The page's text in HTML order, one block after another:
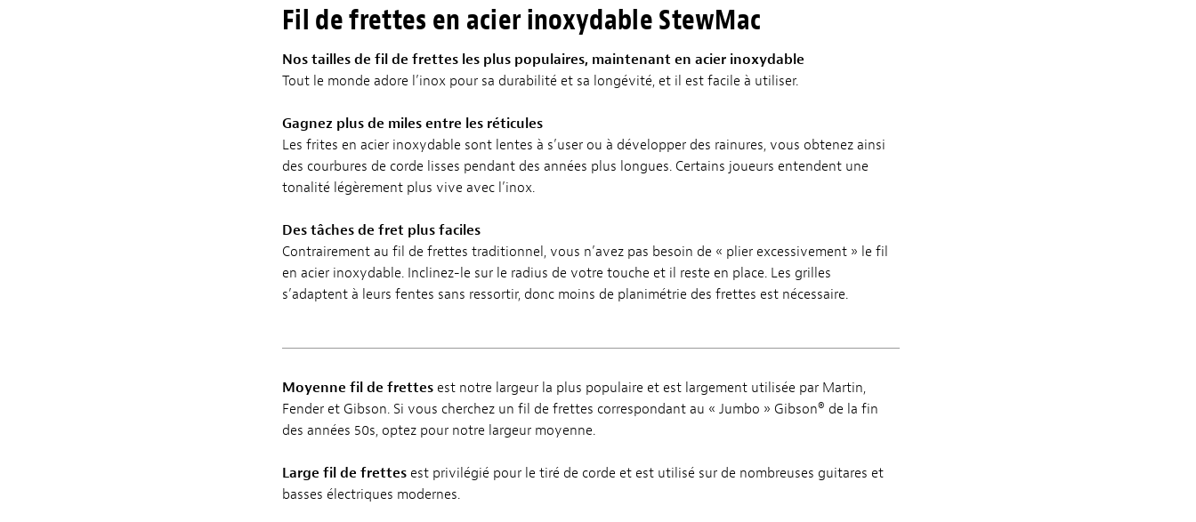
Fil de frettes en acier inoxydable StewMac
Nos tailles de fil de frettes les plus populaires, maintenant en acier inoxydable
Tout le monde adore l’inox pour sa durabilité et sa longévité, et il est facile à utiliser.
Gagnez plus de miles entre les réticules
Les frites en acier inoxydable sont lentes à s’user ou à développer des rainures, vous obtenez ainsi
des courbures de corde lisses pendant des années plus longues. Certains joueurs entendent une
tonalité légèrement plus vive avec l’inox.
Des tâches de fret plus faciles
Contrairement au fil de frettes traditionnel, vous n’avez pas besoin de « plier excessivement » le fil
en acier inoxydable. Inclinez-le sur le radius de votre touche et il reste en place. Les grilles
s’adaptent à leurs fentes sans ressortir, donc moins de planimétrie des frettes est nécessaire.
Moyenne fil de frettes est notre largeur la plus populaire et est largement utilisée par Martin,
Fender et Gibson. Si vous cherchez un fil de frettes correspondant au « Jumbo » Gibson® de la fin
des années 50s, optez pour notre largeur moyenne.
Large fil de frettes est privilégié pour le tiré de corde et est utilisé sur de nombreuses guitares et
basses électriques modernes.